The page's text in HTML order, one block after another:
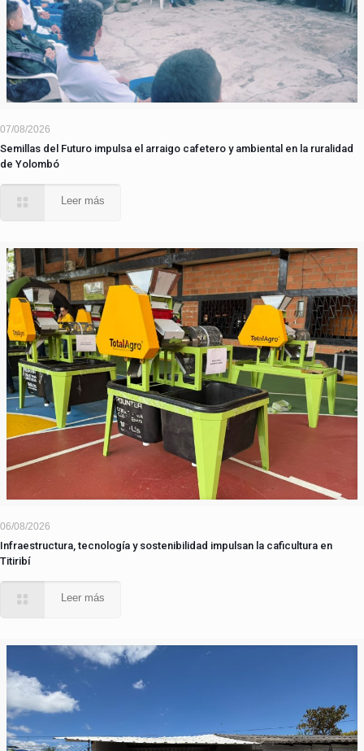
07/08/2026
Semillas del Futuro impulsa el arraigo cafetero y ambiental en la ruralidad
de Yolombó
Leer más
06/08/2026
Infraestructura, tecnología y sostenibilidad impulsan la caficultura en
Titiribí
Leer más